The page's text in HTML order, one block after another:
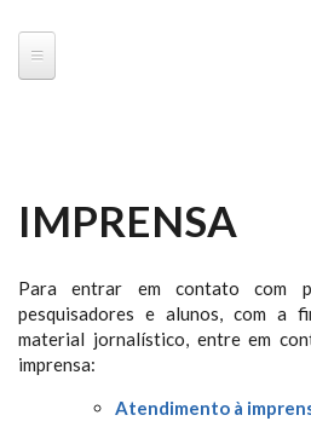
IMPRENSA
Para entrar em contato com
pesquisadores e alunos, com a
material jornalístico, entre em
imprensa:
Atendimento à